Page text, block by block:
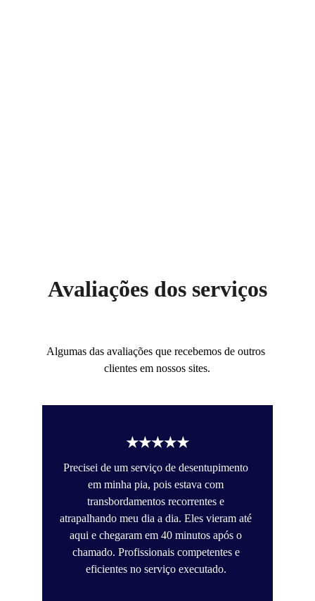
Avaliações dos serviços
Algumas das avaliações que recebemos de outros
clientes em nossos sites.
Precisei de um serviço de desentupimento
em minha pia, pois estava com
transbordamentos recorrentes e
atrapalhando meu dia a dia. Eles vieram até
aqui e chegaram em 40 minutos após o
chamado. Profissionais competentes e
eficientes no serviço executado.
★★★★★